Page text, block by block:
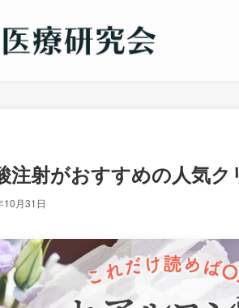
注射がおすすめの人気ク
10月31日